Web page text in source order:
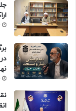
4
4